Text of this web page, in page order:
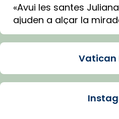
«Avui les santes
ajuden a alçar la
Mons. Sergi Gordo,
Santes de Mataró.
🔗tinyurl.com/cvu5jmbk
Vatican